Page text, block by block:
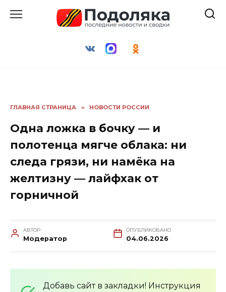
ГЛАВНАЯ СТРАНИЦА » НОВОСТИ РОССИИ
Одна ложка в бочку — и
полотенца мягче облака: ни
следа грязи, ни намёка на
желтизну — лайфхак от
горничной
АВТОР
Модератор
ОПУБЛИКОВАНО
04.06.2026
Добавь сайт в закладки! Инструкция